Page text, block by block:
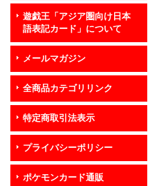
遊戯王「アジア圏向け日本
語表記カード」について
メールマガジン
全商品カテゴリリンク
特定商取引法表示
プライバシーポリシー
ポケモンカード通販